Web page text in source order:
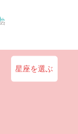
星座を選ぶ